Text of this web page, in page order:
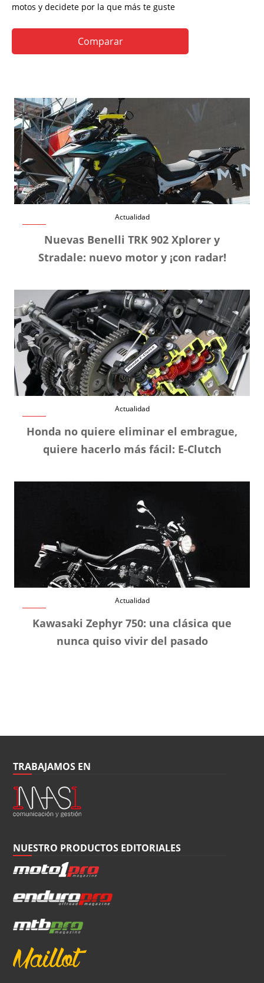
motos y decidete por la que más te guste
Comparar
Actualidad
Nuevas Benelli TRK 902 Xplorer y
Stradale: nuevo motor y ¡con radar!
Actualidad
Honda no quiere eliminar el embrague,
quiere hacerlo más fácil: E-Clutch
Actualidad
Kawasaki Zephyr 750: una clásica que
nunca quiso vivir del pasado
TRABAJAMOS EN
NUESTRO PRODUCTOS EDITORIALES